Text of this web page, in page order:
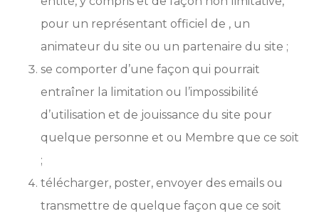
pour un représentant officiel de , un
animateur du site ou un partenaire du site ;
se comporter d’une façon qui pourrait
entraîner la limitation ou l’impossibilité
d’utilisation et de jouissance du site pour
quelque personne et ou Membre que ce soit
;
télécharger, poster, envoyer des emails ou
transmettre de quelque façon que ce soit